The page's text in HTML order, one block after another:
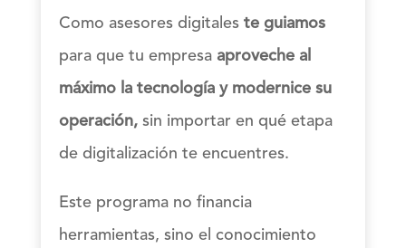
Como asesores digitales te guiamos
para que tu empresa aproveche al
máximo la tecnología y modernice su
operación,sin importar en qué etapa
de digitalización te encuentres.
Este programa no financia
herramientas, sino el conocimiento